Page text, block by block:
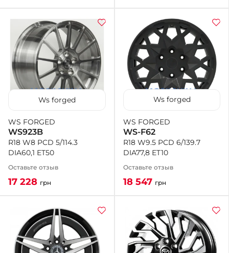
Ws forged
WS FORGED
WS923B
R18 W8 PCD 5/114.3
DIA60,1 ET50
Оставьте отзыв
17 228 грн
Ws forged
WS FORGED
WS-F62
R18 W9.5 PCD 6/139.7
DIA77,8 ET10
Оставьте отзыв
18 547 грн